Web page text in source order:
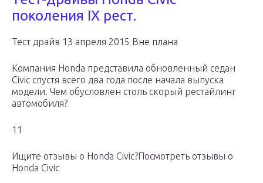
поколения IX рест.
Тест драйв 13 апреля 2015 Вне плана
Компания Honda представила обновленный седан
Civic спустя всего два года после начала выпуска
модели. Чем обусловлен столь скорый рестайлинг
автомобиля?
11
Ищите отзывы о Honda Civic?Посмотреть отзывы о
Honda Civic